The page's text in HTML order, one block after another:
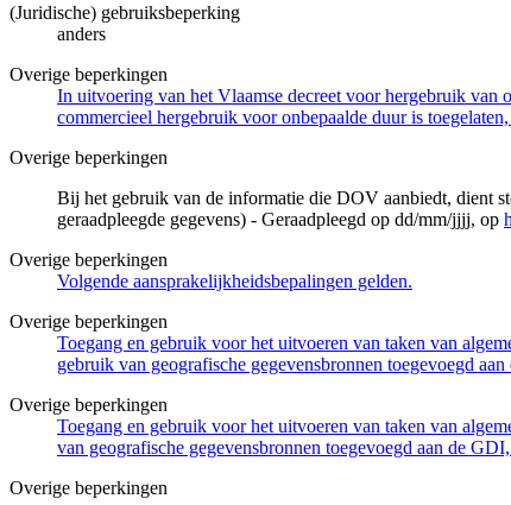
(Juridische) gebruiksbeperking
anders
Overige beperkingen
In uitvoering van het Vlaamse decreet voor hergebruik
commercieel hergebruik voor onbepaalde duur is
Overige beperkingen
Bij het gebruik van de informatie die DOV aanbiedt, dient
geraadpleegde gegevens) - Geraadpleegd op dd/mm/jjjj, op
Overige beperkingen
Volgende aansprakelijkheidsbepalingen gelden.
Overige beperkingen
Toegang en gebruik voor het uitvoeren van taken van
gebruik van geografische gegevensbronnen toegevoegd
Overige beperkingen
Toegang en gebruik voor het uitvoeren van taken van
van geografische gegevensbronnen toegevoegd aan de
Overige beperkingen